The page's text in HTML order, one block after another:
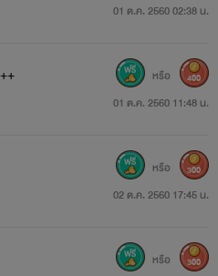
กดิ์เป็นน้องสาวของพิมพ์ดาว ถูก
เธอยอมทนเขาทุกอย่างเพื่อชดใช้
ดของเธอ
01 ต.ค. 2560 02:38 น.
01 ต.ค. 2560 11:48 น.
หรือ 400
02 ต.ค. 2560 17:45 น.
หรือ 300
หรือ 300